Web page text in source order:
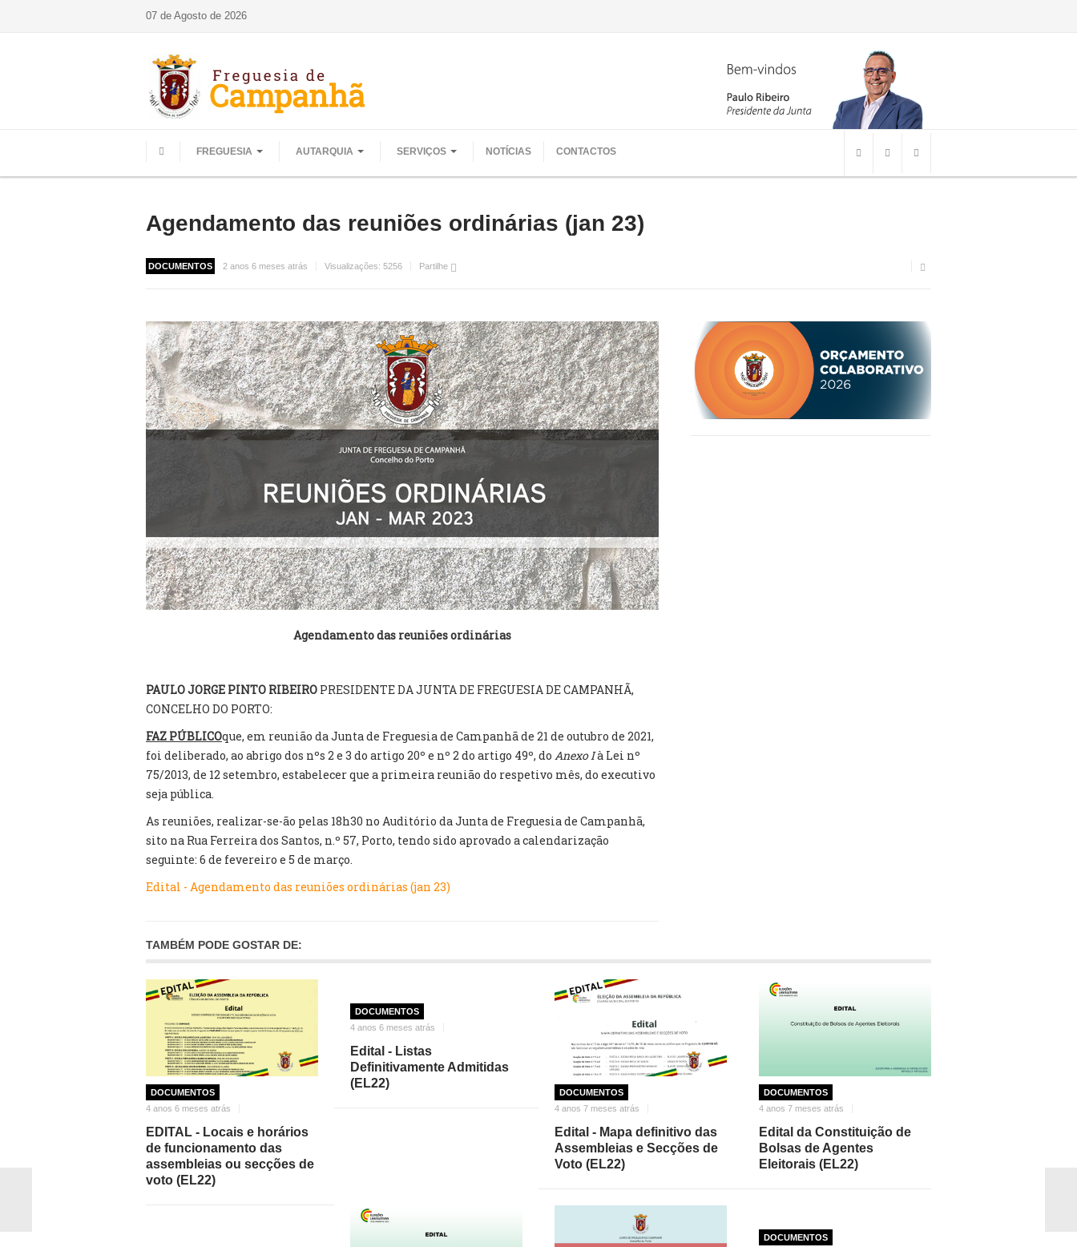
07 de Agosto de 2026
FREGUESIA AUTARQUIA SERVIÇOS NOTÍCIAS CONTACTOS
Agendamento das reuniões ordinárias (jan 23)
DOCUMENTOS 2 anos 6 meses atrás Visualizações: 5256 Partilhe
Agendamento das reuniões ordinárias
PAULO JORGE PINTO RIBEIRO PRESIDENTE DA JUNTA DE FREGUESIA DE CAMPANHÃ,
CONCELHO DO PORTO:
FAZ PÚBLICOque, em reunião da Junta de Freguesia de Campanhã de 21 de outubro de 2021,
foi deliberado, ao abrigo dos nºs 2 e 3 do artigo 20º e nº 2 do artigo 49º, do Anexo Ià Lei nº
75/2013, de 12 setembro, estabelecer que a primeira reunião do respetivo mês, do executivo
seja pública.
As reuniões, realizar-se-ão pelas 18h30 no Auditório da Junta de Freguesia de Campanhã,
sito na Rua Ferreira dos Santos, n.º 57, Porto, tendo sido aprovado a calendarização
seguinte: 6 de fevereiro e 5 de março.
Edital - Agendamento das reuniões ordinárias (jan 23)
TAMBÉM PODE GOSTAR DE:
DOCUMENTOS
4 anos 6 meses atrás
EDITAL - Locais e horários
de funcionamento das
assembleias ou secções de
voto (EL22)
DOCUMENTOS
4 anos 6 meses atrás
Edital - Listas
Definitivamente Admitidas
(EL22)
DOCUMENTOS
4 anos 7 meses atrás
Edital - Mapa definitivo das
Assembleias e Secções de
Voto (EL22)
DOCUMENTOS
4 anos 7 meses atrás
Edital da Constituição de
Bolsas de Agentes
Eleitorais (EL22)
DOCUMENTOS